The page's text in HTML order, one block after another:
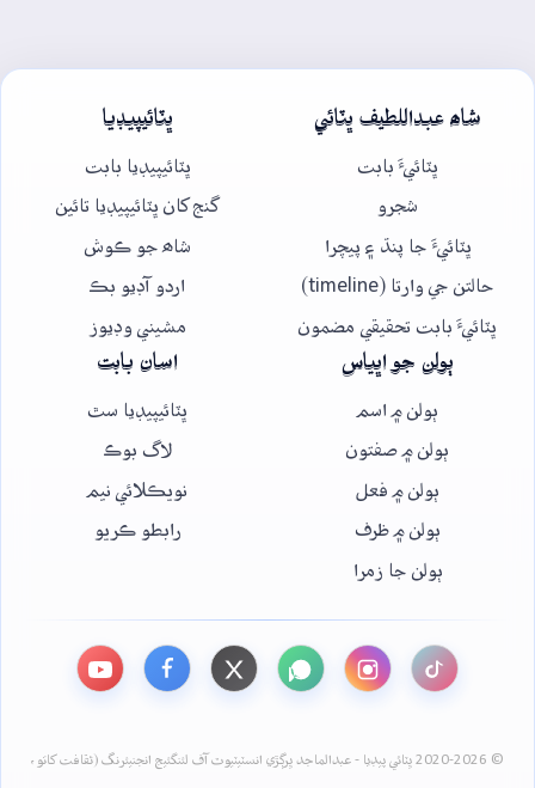
شاھ عبداللطيف ڀٽائي
ڀٽائيءَ بابت
شجرو
ڀٽائيءَ جا پنڌ ۽ پيچرا
حالتن جي وارتا (timeline)
ڀٽائيءَ بابت تحقيقي مضمون
ڀٽائيپيڊيا
ڀٽائيپيڊيا بابت
گنج کان ڀٽائيپيڊيا تائين
شاھ جو ڪوش
اردو آڊيو بڪ
مشيني وڊيوز
ٻولن جو اڀياس
ٻولن ۾ اسم
ٻولن ۾ صفتون
ٻولن ۾ فعل
ٻولن ۾ ظرف
ٻولن جا زمرا
اسان بابت
ڀٽائيپيڊيا سٿ
لاگ بوڪ
نويڪلائي نيم
رابطو ڪريو
© 2020-2026 ڀٽائي پيڊيا - عبدالماجد ڀرڳڙي انسٽيٽيوٽ آف لئنگئيج انجنيئرنگ (ثقافت کاتو،